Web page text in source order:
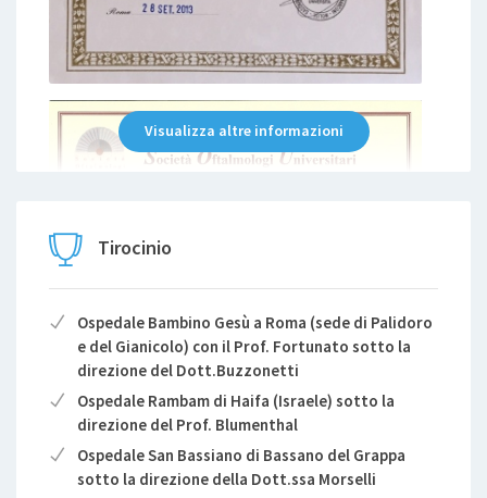
Visualizza altre informazioni
Tirocinio
Ospedale Bambino Gesù a Roma (sede di Palidoro
e del Gianicolo) con il Prof. Fortunato sotto la
direzione del Dott.Buzzonetti
Ospedale Rambam di Haifa (Israele) sotto la
direzione del Prof. Blumenthal
Ospedale San Bassiano di Bassano del Grappa
sotto la direzione della Dott.ssa Morselli